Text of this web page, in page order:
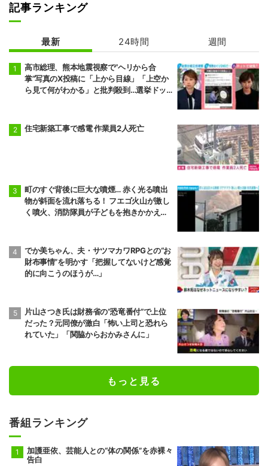
記事ランキング
最新 24時間 週間
高市総理、熊本地震視察で“ヘリから合
掌”写真のX投稿に「上から目線」「上空か
ら見て何がわかる」と批判殺到…選挙ドッ
住宅新築工事で感電 作業員2人死亡
町のすぐ背後に巨大な噴煙… 赤く光る噴出
物が斜面を流れ落ちる！ フエゴ火山が激し
く噴火、消防隊員が子どもを抱きかかえ夜
でか美ちゃん、夫・サツマカワRPGとの“お
財布事情”を明かす「把握してないけど感覚
的に向こうのほうが…」
片山さつき氏は財務省の“恐竜番付”で上位
だった？元同僚が激白「怖い上司と恐れら
れていた」「関脇からおかみさんに」
もっと見る
番組ランキング
加護亜依、芸能人との“体の関係”を赤裸々
告白